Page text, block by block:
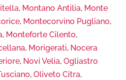
, Montano Antilia, Monte
, Montecorvino Pugliano,
, Monteforte Cilento,
, Morigerati, Nocera
, Novi Velia, Ogliastro
, Oliveto Citra,